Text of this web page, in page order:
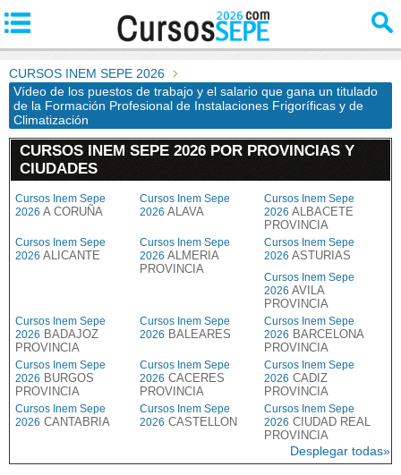
CURSOS INEM SEPE 2026
Vídeo de los puestos de trabajo y el salario que gana un titulado
de la Formación Profesional de Instalaciones Frigoríficas y de
Climatización
CURSOS INEM SEPE 2026 POR PROVINCIAS Y
CIUDADES
Cursos Inem Sepe
2026 A CORUÑA
Cursos Inem Sepe
2026 ALAVA
Cursos Inem Sepe
2026 ALBACETE
PROVINCIA
Cursos Inem Sepe
2026 ALICANTE
Cursos Inem Sepe
2026 ALMERIA
PROVINCIA
Cursos Inem Sepe
2026 ASTURIAS
Cursos Inem Sepe
2026 AVILA
PROVINCIA
Cursos Inem Sepe
2026 BADAJOZ
PROVINCIA
Cursos Inem Sepe
2026 BALEARES
Cursos Inem Sepe
2026 BARCELONA
PROVINCIA
Cursos Inem Sepe
2026 BURGOS
PROVINCIA
Cursos Inem Sepe
2026 CACERES
PROVINCIA
Cursos Inem Sepe
2026 CADIZ
PROVINCIA
Cursos Inem Sepe
2026 CANTABRIA
Cursos Inem Sepe
2026 CASTELLON
Cursos Inem Sepe
2026 CIUDAD REAL
PROVINCIA
Desplegar todas»